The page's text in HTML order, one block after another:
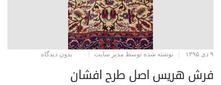
۹ دی ۱۳۹۵ نوشته شده توسط مدیر سایت بدون دیدگاه
فرش هریس اصل طرح افشان